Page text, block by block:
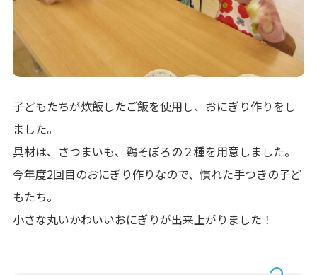
子どもたちが炊飯したご飯を使用し、おにぎり作りをし
ました。
具材は、さつまいも、鶏そぼろの２種を用意しました。
今年度2回目のおにぎり作りなので、慣れた手つきの子ど
もたち。
小さな丸いかわいいおにぎりが出来上がりました！